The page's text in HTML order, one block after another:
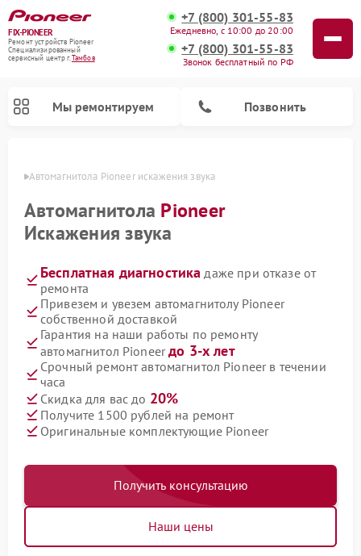
FIX-PIONEER
Ремонт устройств Pioneer
Специализированный
cервисный центр г.Тамбов
+7 (800) 301-55-83
Ежедневно, с 10:00 до 20:00
+7 (800) 301-55-83
Звонок бесплатный по РФ
Мы ремонтируем Позвонить
Автомагнитола Pioneer искажения звука
Автомагнитола Pioneer
Искажения звука
Бесплатная диагностика даже при отказе от
ремонта
Привезем и увезем автомагнитолу Pioneer
собственной доставкой
Гарантия на наши работы по ремонту
автомагнитол Pioneerдо 3-х лет
Срочный ремонт автомагнитол Pioneer в течении
часа
Скидка для вас до 20%
Получите 1500 рублей на ремонт
Оригинальные комплектующие Pioneer
Получить консультацию
Наши цены